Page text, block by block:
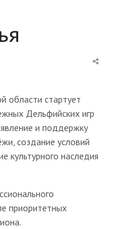
области стартует
Дельфийских игр
и поддержку
создание условий
культурного наследия
приоритетных